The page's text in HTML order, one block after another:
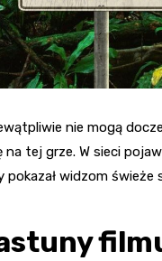
nie mogą
na tej grze. W sieci
widzom świeże